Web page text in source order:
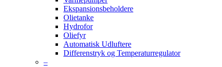
Ekspansionsbeholdere
Olietanke
Hydrofor
Oliefyr
Automatisk Udluftere
Differenstryk og Temperaturregulator
–